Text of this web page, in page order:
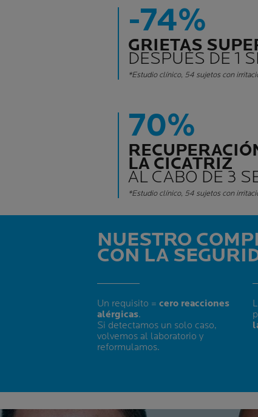
-74%
GRIETAS
DESPUÉS DE 1
*Estudio clínico, 54 sujetos con
70%
LA CICATRIZ
AL CABO DE 3
*Estudio clínico, 54 sujetos con
NUESTRO
CON LA
Un requisito = cero reacciones
alérgicas.
Si detectamos un solo caso,
volvemos al laboratorio y
reformulamos.